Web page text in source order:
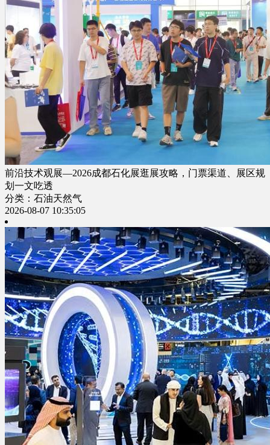
前沿技术观展—2026成都石化展逛展攻略，门票渠道、展区规
划一文吃透
分类：石油天然气
2026-08-07 10:35:05